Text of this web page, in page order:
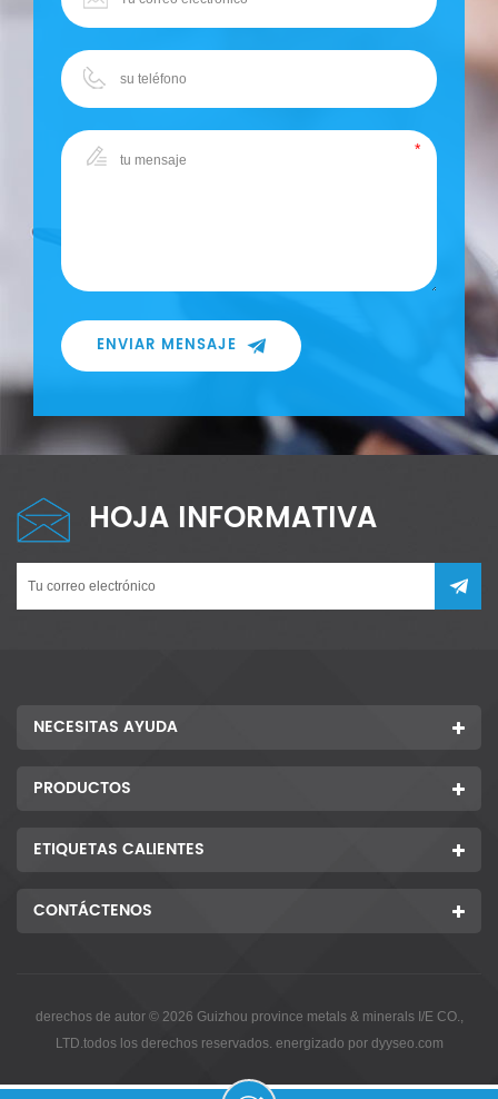
ENVIAR MENSAJE
HOJA INFORMATIVA
NECESITAS AYUDA
PRODUCTOS
ETIQUETAS CALIENTES
CONTÁCTENOS
derechos de autor © 2026 Guizhou province metals & minerals I/E CO.,
LTD.todos los derechos reservados. energizado por dyyseo.com